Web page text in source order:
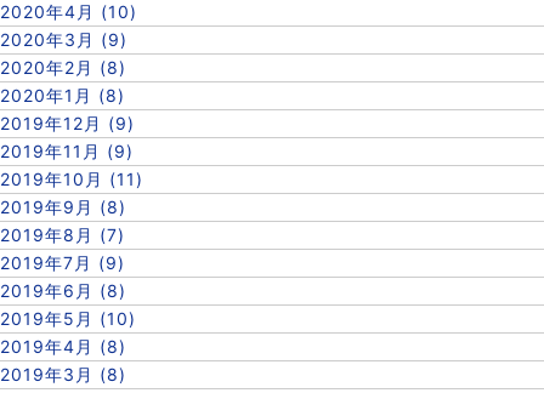
2020年4月 (10)
2020年3月 (9)
2020年2月 (8)
2020年1月 (8)
2019年12月 (9)
2019年11月 (9)
2019年10月 (11)
2019年9月 (8)
2019年8月 (7)
2019年7月 (9)
2019年6月 (8)
2019年5月 (10)
2019年4月 (8)
2019年3月 (8)